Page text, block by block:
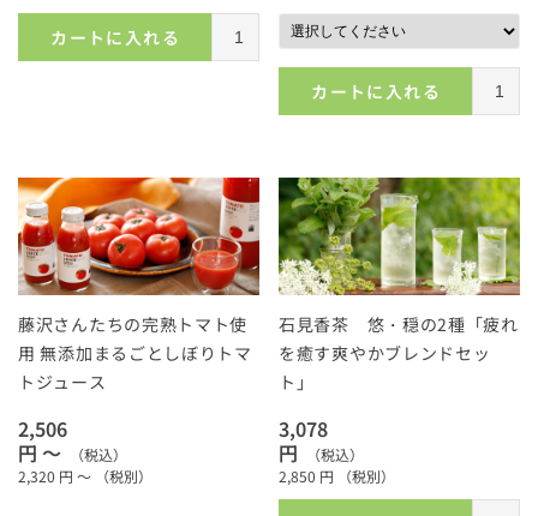
カートに入れる
カートに入れる
藤沢さんたちの完熟トマト使
用 無添加まるごとしぼりトマ
トジュース
2,506
円 ～
（税込）
2,320 円 ～ （税別）
石見香茶 悠・穏の2種「疲れ
を癒す爽やかブレンドセッ
ト」
3,078
円
（税込）
2,850 円 （税別）